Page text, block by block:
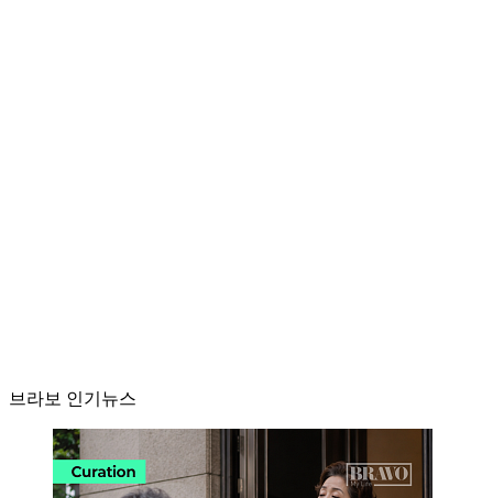
브라보 인기뉴스